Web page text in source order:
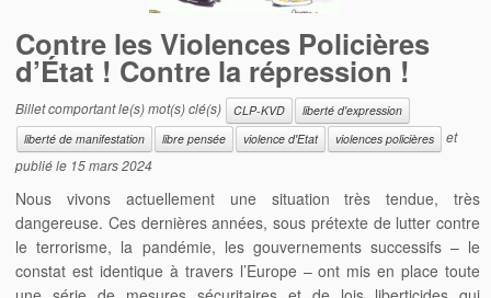
Contre les Violences Policières
d’État ! Contre la répression !
Billet comportant le(s) mot(s) clé(s) CLP-KVD
liberté d'expression
liberté de manifestation
libre pensée violence d'Etat violences policières
et
publié le 15 mars 2024
Nous vivons actuellement une situation très tendue, très
dangereuse. Ces dernières années, sous prétexte de lutter contre
le terrorisme, la pandémie, les gouvernements successifs – le
constat est identique à travers l’Europe – ont mis en place toute